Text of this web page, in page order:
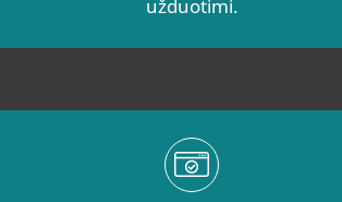
užduotimi.